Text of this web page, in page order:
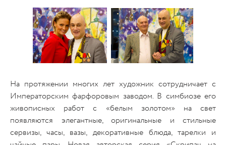
На протяжении многих лет художник сотрудничает с
Императорским фарфоровым заводом. В симбиозе его
живописных работ с «белым золотом» на свет
появляются элегантные, оригинальные и стильные
сервизы, часы, вазы, декоративные блюда, тарелки и